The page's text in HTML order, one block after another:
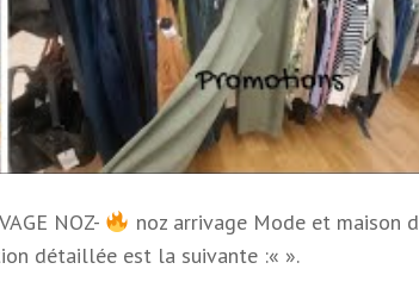
NOZ-
noz arrivage Mode et maison
détaillée est la suivante :« ».